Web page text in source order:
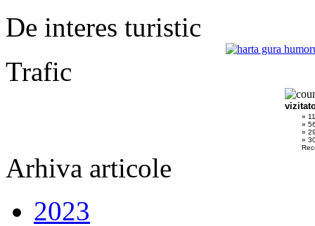
De interes turistic
Trafic
»
»
»
»
Arhiva articole
2023